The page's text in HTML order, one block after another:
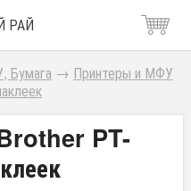
РАЙ
Бумага → Принтеры и МФУ
PT-